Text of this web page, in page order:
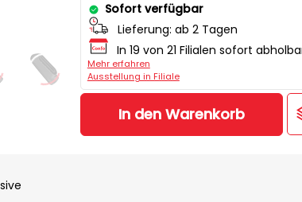
Sofort verfügbar
Lieferung: ab 2 Tagen
In 19 von 21 Filialen sofort
Mehr erfahren
Ausstellung in Filiale
In den Warenkorb